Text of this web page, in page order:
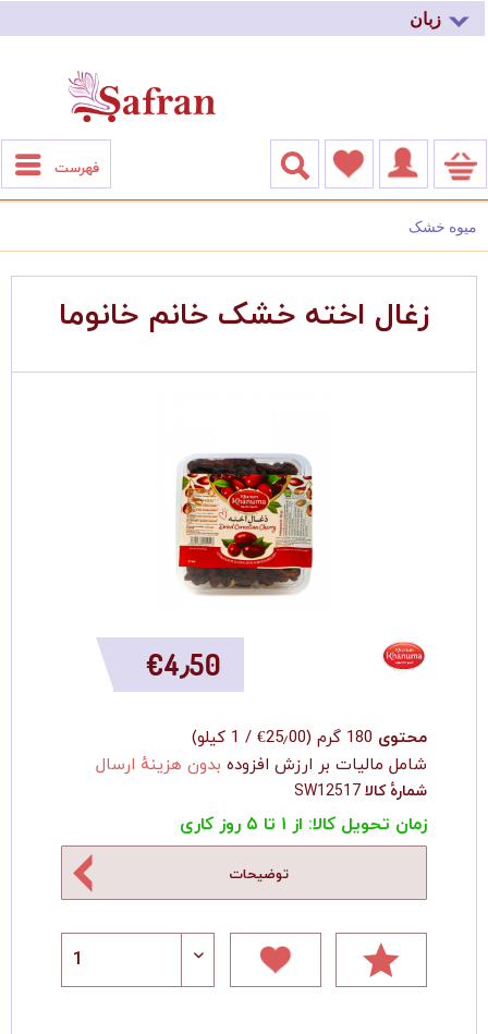
زبان
فهرست
میوه خشک
زغال اخته خشک خانم خانوما
‎€4٫50
محتوی 180 گرم (‎€25٫00 / 1 کیلو
)
شامل مالیات بر ارزش افزوده بدون هزینهٔ ارسال
شمارهٔ کالا SW12517
زمان تحویل کالا: از ۱ تا ۵ روز کاری
توضیحات